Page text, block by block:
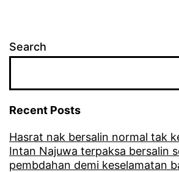
Search
Recent Posts
Hasrat nak bersalin normal tak
Intan Najuwa terpaksa bersalin
pembdahan demi keselamatan